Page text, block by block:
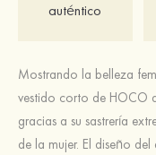
auténtico
Mostrando la belleza
vestido corto de HOCO
gracias a su sastrería
de la mujer. El diseño